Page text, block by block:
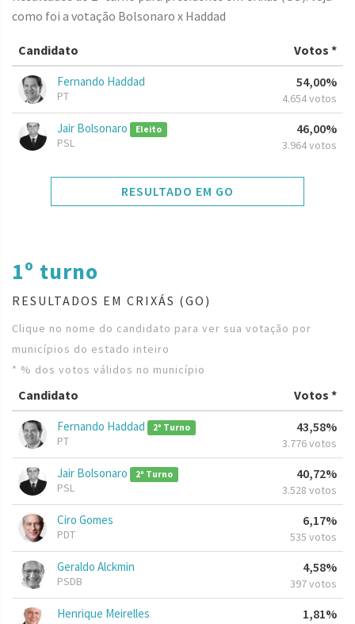
como foi a votação Bolsonaro x Haddad
Candidato Votos *
Fernando Haddad
PT
54,00%
4.654 votos
Jair Bolsonaro Eleito
PSL
46,00%
3.964 votos
RESULTADO EM GO
1º turno
RESULTADOS EM CRIXÁS (GO)
Clique no nome do candidato para ver sua votação por
municípios do estado inteiro
* % dos votos válidos no município
Candidato Votos *
Fernando Haddad 2º Turno
PT
43,58%
3.776 votos
Jair Bolsonaro 2º Turno
PSL
40,72%
3.528 votos
Ciro Gomes
PDT
6,17%
535 votos
Geraldo Alckmin
PSDB
4,58%
397 votos
Henrique Meirelles 1,81%